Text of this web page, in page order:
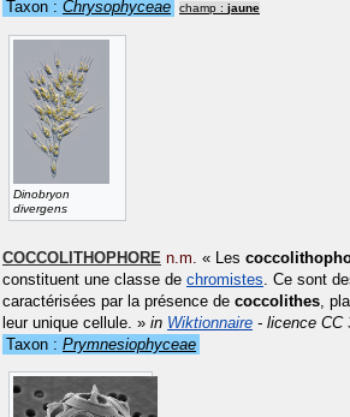
Taxon : Chrysophyceae champ : jaune
Dinobryon
divergens
COCCOLITHOPHORE n.m. « Les
constituent une classe de chromistes. Ce sont
caractérisées par la présence de coccolithes,
leur unique cellule. » in Wiktionnaire - licence CC
Taxon : Prymnesiophyceae